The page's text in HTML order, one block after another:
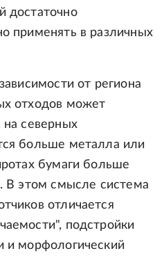
достаточно
применять в различных
от региона
отходов может
на северных
больше металла или
бумаги больше
В этом смысле система
отличается
подстройки
и морфологический